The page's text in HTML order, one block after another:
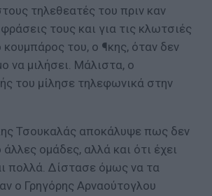
τηλεθεατές του πριν καν
τους και για τις κλωτσιές
κουμπάρος του, ο ¶κης, όταν δεν
να μιλήσει. Μάλιστα, ο
του μίλησε τηλεφωνικά στην
Τσουκαλάς αποκάλυψε πως δεν
ομάδες, αλλά και ότι έχει
πολλά. Δίστασε όμως να τα
ο Γρηγόρης Αρναούτογλου